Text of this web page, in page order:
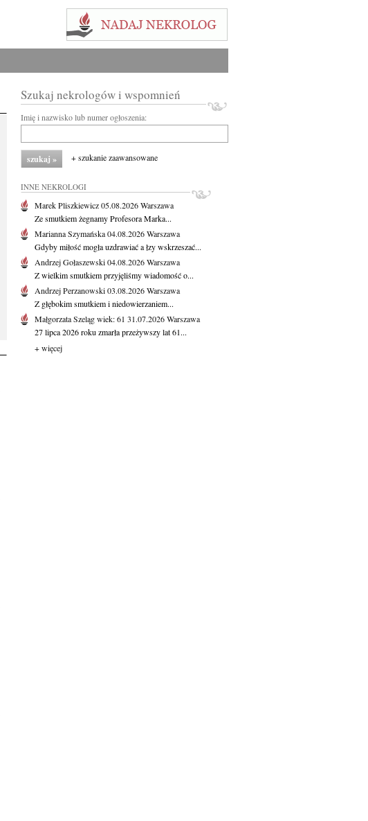
Szukaj nekrologów i wspomnień
Imię i nazwisko lub numer ogłoszenia:
+ szukanie zaawansowane
INNE NEKROLOGI
Marek Pliszkiewicz05.08.2026Warszawa
Ze smutkiem żegnamy Profesora Marka...
Marianna Szymańska04.08.2026Warszawa
Gdyby miłość mogła uzdrawiać a łzy wskrzeszać...
Andrzej Gołaszewski04.08.2026Warszawa
Z wielkim smutkiem przyjęliśmy wiadomość o...
Andrzej Perzanowski03.08.2026Warszawa
Z głębokim smutkiem i niedowierzaniem...
Małgorzata Szelągwiek: 61 31.07.2026Warszawa
27 lipca 2026 roku zmarła przeżywszy lat 61...
+ więcej